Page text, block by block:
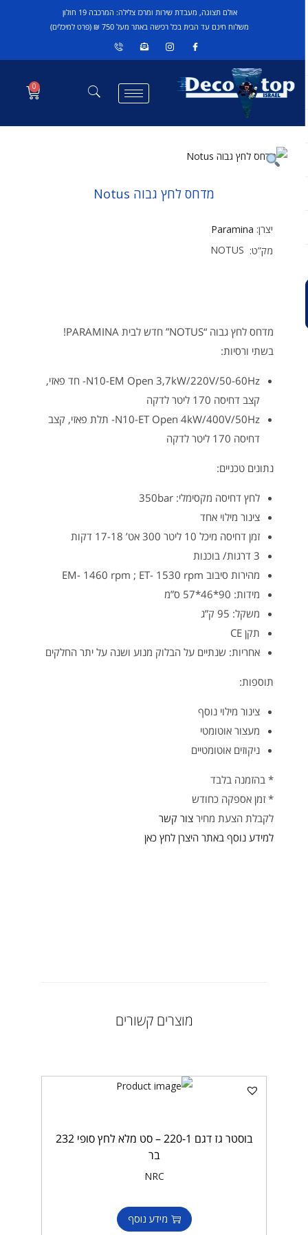
אולם תצוגה, מעבדת שירות ומרכז צלילה: המרכבה 19 חולון
משלוח חינם עד הבית בכל רכישה באתר מעל 750 ₪ (פרט למיכלים)
0
מדחס לחץ גבוה Notus
יצרן: Paramina
מק”ט:
NOTUS
מדחס לחץ גבוה “NOTUS” חדש לבית PARAMINA!
בשתי ורסיות:
N10-EM Open 3,7kW/220V/50-60Hz- חד פאזי,
קצב דחיסה 170 ליטר לדקה
N10-ET Open 4kW/400V/50Hz- תלת פאזי, קצב
דחיסה 170 ליטר לדקה
נתונים טכניים:
לחץ דחיסה מקסימלי: 350bar
צינור מילוי אחד
זמן דחיסה מיכל 10 ליטר 300 אט’ 17-18 דקות
3 דרגות/ בוכנות
מהירות סיבוב EM- 1460 rpm ; ET- 1530 rpm
מידות: 90*46*57 ס”מ
משקל: 95 ק”ג
תקן CE
אחריות: שנתיים על הבלוק מנוע ושנה על יתר החלקים
תוספות:
צינור מילוי נוסף
מעצור אוטומטי
ניקוזים אוטומטיים
* בהזמנה בלבד
* זמן אספקה כחודש
לקבלת הצעת מחיר צור קשר
למידע נוסף באתר היצרן לחץ כאן
מוצרים קשורים
בוסטר גז דגם 220-1 – סט מלא לחץ סופי 232
בר
NRC
מידע נוסף